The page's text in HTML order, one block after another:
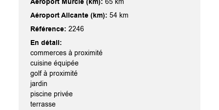
Aéroport Alicante (km): 54 km
Référence: 2246
En détail:
commerces à proximité
cuisine équipée
golf à proximité
jardin
piscine privée
terrasse